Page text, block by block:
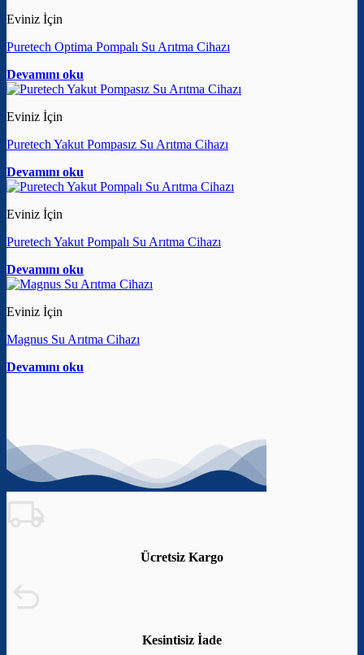
Eviniz İçin
Puretech Optima Pompalı Su Arıtma Cihazı
Devamını oku
Eviniz İçin
Puretech Yakut Pompasız Su Arıtma Cihazı
Devamını oku
Eviniz İçin
Puretech Yakut Pompalı Su Arıtma Cihazı
Devamını oku
Eviniz İçin
Magnus Su Arıtma Cihazı
Devamını oku
Ücretsiz Kargo
Kesintisiz İade